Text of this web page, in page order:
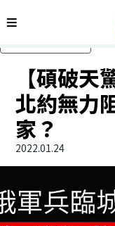
內容分類
【碩破天
北約無力
家？
2022.01.24